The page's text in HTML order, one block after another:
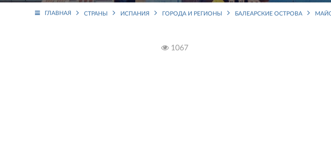
ГЛАВНАЯ СТРАНЫ ИСПАНИЯ ГОРОДА И РЕГИОНЫ БАЛЕАРСКИЕ ОСТРОВА
1067